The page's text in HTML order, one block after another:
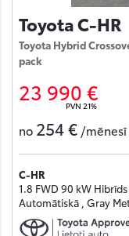
Toyota C-HR
Toyota Hybrid
pack
23 990 €
PVN 21%
no 254 € /mēnesī
C-HR
1.8 FWD 90 kW
Automātiskā , Gray